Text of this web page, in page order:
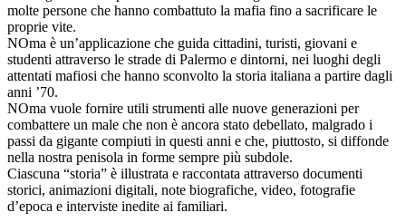
molte persone che hanno combattuto la mafia fino a sacrificare le
proprie vite.
NOma è un’applicazione che guida cittadini, turisti, giovani e
studenti attraverso le strade di Palermo e dintorni, nei luoghi degli
attentati mafiosi che hanno sconvolto la storia italiana a partire dagli
anni ’70.
NOma vuole fornire utili strumenti alle nuove generazioni per
combattere un male che non è ancora stato debellato, malgrado i
passi da gigante compiuti in questi anni e che, piuttosto, si diffonde
nella nostra penisola in forme sempre più subdole.
Ciascuna “storia” è illustrata e raccontata attraverso documenti
storici, animazioni digitali, note biografiche, video, fotografie
d’epoca e interviste inedite ai familiari.